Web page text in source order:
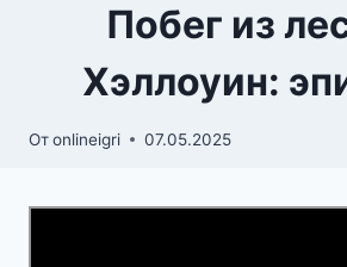
Побег из
Хэллоуин:
Отonlineigri 07.05.2025